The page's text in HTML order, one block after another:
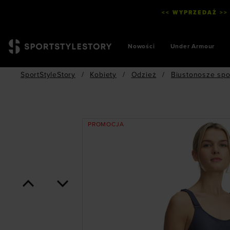
<< WYPRZEDAŻ
Nowości Under Armour
SportStyleStory / Kobiety / Odzież / Biustonosze
PROMOCJA
< >